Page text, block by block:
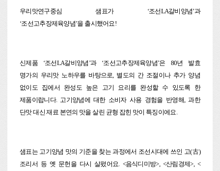
우리맛연구중심 샘표가 ‘조선LA갈비양념’과
‘조선고추장제육양념’을 출시했어요!
신제품 ‘조선LA갈비양념’과 ‘조선고추장제육양념’은 80년 발효
명가의 우리맛 노하우를 바탕으로, 별도의 간 조절이나 추가 양념
없이도 집에서 완성도 높은 고기 요리를 완성할 수 있도록 한
제품이랍니다. 고기양념에 대한 소비자 사용 경험을 반영해, 과한
단맛 대신 재료 본연의 맛을 살린 균형 잡힌 맛이 특징이에요.
샘표는 고기양념 맛의 기준을 찾는 과정에서 조선시대에 쓰인 고(古)
조리서 등 옛 문헌을 다시 살폈어요. <음식디미방>, <산림경제>, <